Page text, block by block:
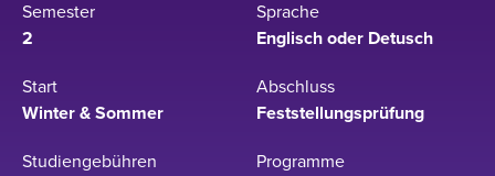
Semester
2
Sprache
Englisch oder Detusch
Start
Winter & Sommer
Abschluss
Feststellungsprüfung
Studiengebühren
Programme